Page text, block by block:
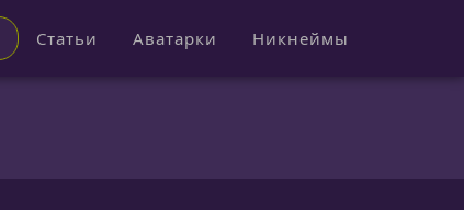
Статьи Аватарки Никнеймы